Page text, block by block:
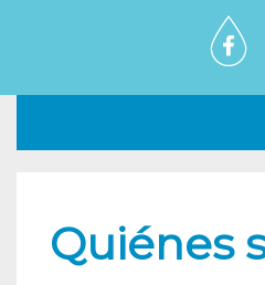
Quiénes